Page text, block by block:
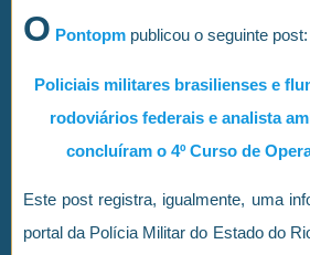
O Pontopm publicou o seguinte post:
Policiais militares brasilienses e
rodoviários federais e analista
concluíram o 4º Curso de
Este post registra, igualmente, uma
portal da Polícia Militar do Estado do